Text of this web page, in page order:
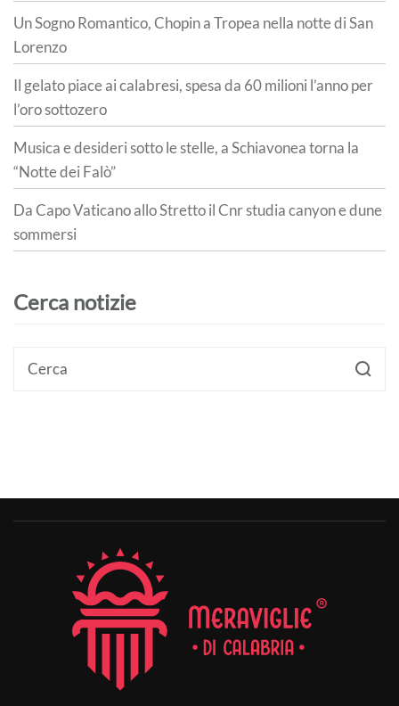
Un Sogno Romantico, Chopin a Tropea nella notte di San
Lorenzo
Il gelato piace ai calabresi, spesa da 60 milioni l’anno per
l’oro sottozero
Musica e desideri sotto le stelle, a Schiavonea torna la
“Notte dei Falò”
Da Capo Vaticano allo Stretto il Cnr studia canyon e dune
sommersi
Cerca notizie